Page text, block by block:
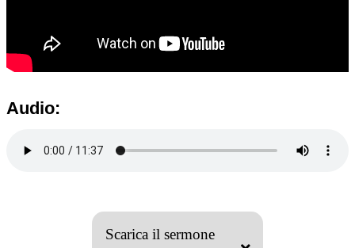
Audio:
Scarica il sermone